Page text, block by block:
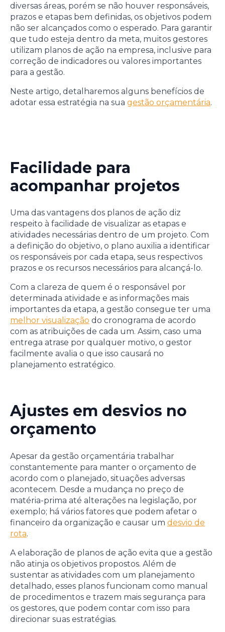
diversas áreas, porém se não houver responsáveis,
prazos e etapas bem definidas, os objetivos podem
não ser alcançados como o esperado. Para garantir
que tudo esteja dentro da meta, muitos gestores
utilizam planos de ação na empresa, inclusive para
correção de indicadores ou valores importantes
para a gestão.
Neste artigo, detalharemos alguns benefícios de
adotar essa estratégia na sua gestão orçamentária.
Facilidade para
acompanhar projetos
Uma das vantagens dos planos de ação diz
respeito à facilidade de visualizar as etapas e
atividades necessárias dentro de um projeto. Com
a definição do objetivo, o plano auxilia a identificar
os responsáveis por cada etapa, seus respectivos
prazos e os recursos necessários para alcançá-lo.
Com a clareza de quem é o responsável por
determinada atividade e as informações mais
importantes da etapa, a gestão consegue ter uma
melhor visualização do cronograma de acordo
com as atribuições de cada um. Assim, caso uma
entrega atrase por qualquer motivo, o gestor
facilmente avalia o que isso causará no
planejamento estratégico.
Ajustes em desvios no
orçamento
Apesar da gestão orçamentária trabalhar
constantemente para manter o orçamento de
acordo com o planejado, situações adversas
acontecem. Desde a mudança no preço de
matéria-prima até alterações na legislação, por
exemplo; há vários fatores que podem afetar o
financeiro da organização e causar um desvio de
rota.
A elaboração de planos de ação evita que a gestão
não atinja os objetivos propostos. Além de
sustentar as atividades com um planejamento
detalhado, esses planos funcionam como manual
de procedimentos e trazem mais segurança para
os gestores, que podem contar com isso para
direcionar suas estratégias.